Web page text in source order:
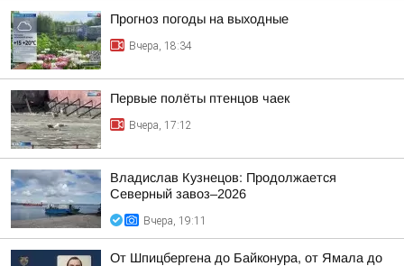
Прогноз погоды на выходные
Вчера, 18:34
Первые полёты птенцов чаек
Вчера, 17:12
Владислав Кузнецов: Продолжается
Северный завоз–2026
Вчера, 19:11
От Шпицбергена до Байконура, от Ямала до